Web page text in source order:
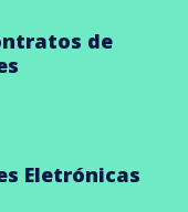
de
Eletrónicas